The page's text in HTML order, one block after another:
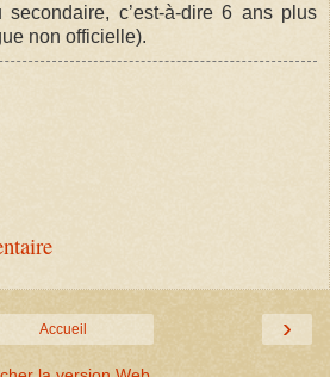
c’est-à-dire 6 ans plus
non officielle).
›
Accueil